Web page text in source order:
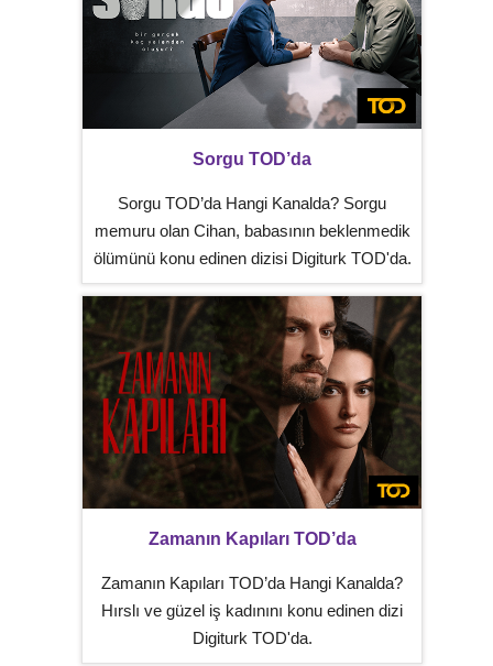
Sorgu TOD’da
Sorgu TOD’da Hangi Kanalda? Sorgu
memuru olan Cihan, babasının beklenmedik
ölümünü konu edinen dizisi Digiturk TOD'da.
Zamanın Kapıları TOD’da
Zamanın Kapıları TOD’da Hangi Kanalda?
Hırslı ve güzel iş kadınını konu edinen dizi
Digiturk TOD'da.